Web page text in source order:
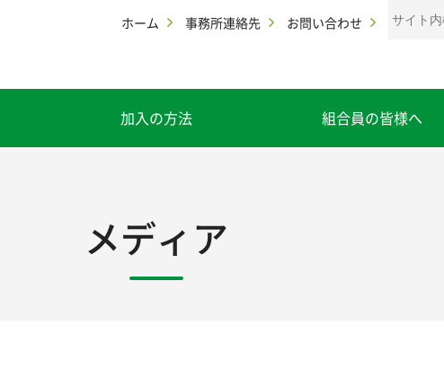
ホーム 事務所連絡先 お問い合わせ
加入の方法 組合員の皆様へ
メディア